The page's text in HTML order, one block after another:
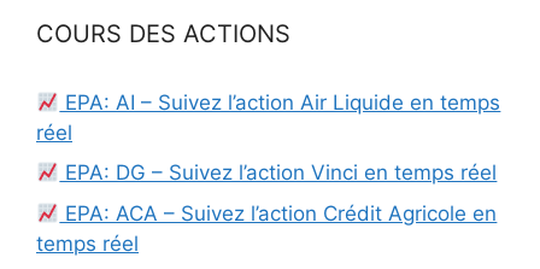
COURS DES ACTIONS
EPA: AI – Suivez l’action Air Liquide en temps
réel
EPA: DG – Suivez l’action Vinci en temps réel
EPA: ACA – Suivez l’action Crédit Agricole en
temps réel